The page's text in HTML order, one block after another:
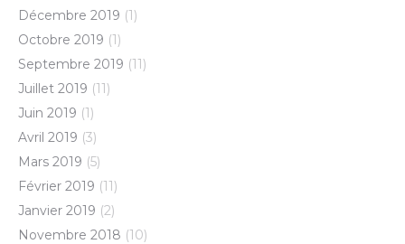
Décembre 2019 (1)
Octobre 2019 (1)
Septembre 2019 (11)
Juillet 2019 (11)
Juin 2019 (1)
Avril 2019 (3)
Mars 2019 (5)
Février 2019 (11)
Janvier 2019 (2)
Novembre 2018 (10)